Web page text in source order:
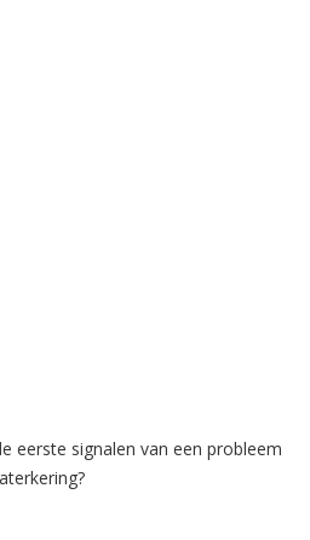
eerste signalen van een probleem